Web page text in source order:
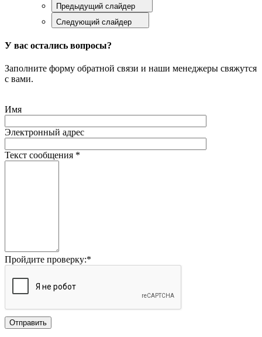
Предыдущий слайдер
Следующий слайдер
У вас остались вопросы?
Заполните форму обратной связи и наши менеджеры свяжутся
с вами.
Имя
Электронный адрес
Текст сообщения *
Пройдите проверку:*